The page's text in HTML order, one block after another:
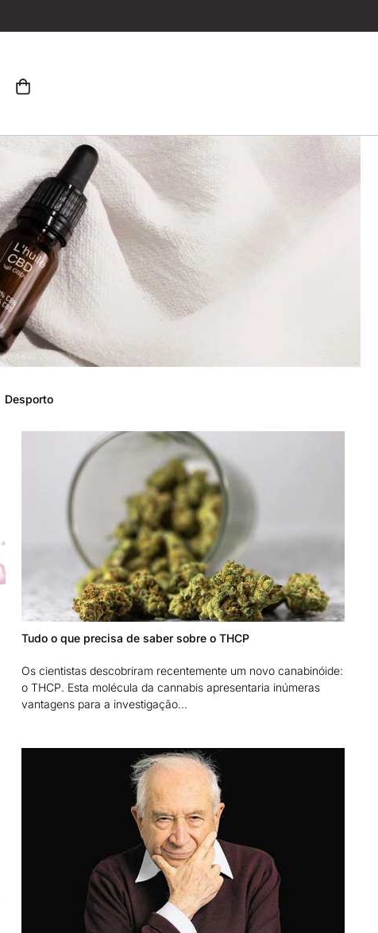
Desporto
Tudo o que precisa de saber sobre o THCP
Os cientistas descobriram recentemente um novo canabinóide:
o THCP. Esta molécula da cannabis apresentaria inúmeras
vantagens para a investigação...